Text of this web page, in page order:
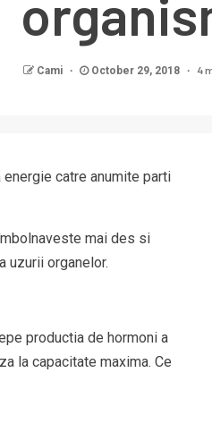
Cami October 29, 2018 4
catre anumite parti
mai des si
uzurii organelor.
productia de hormoni a
la capacitate maxima. Ce